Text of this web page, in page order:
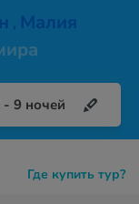
, Малия
- 9 ночей
Где купить тур?